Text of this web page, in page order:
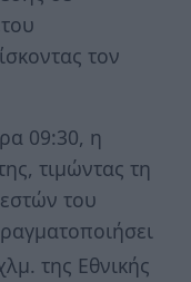
τον
09:30, η
τιμώντας τη
του
της Εθνικής